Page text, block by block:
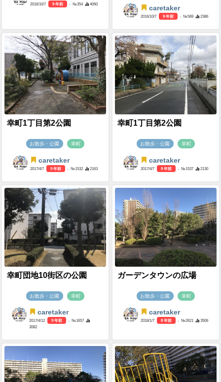
2016/10/7 9 年前 - №354 4060
caretaker
2016/10/7 9 年前 - №569 2386
幸町1丁目第2公園
お散歩・公園 幸町
caretaker
2017/4/7 9 年前 - №1532 2163
幸町1丁目第2公園
お散歩・公園 幸町
caretaker
2017/4/7 9 年前 - №1537 2130
幸町団地10街区の公園
お散歩・公園 幸町
caretaker
2017/4/12 9 年前
- №1657
3082
ガーデンタウンの広場
お散歩・公園 幸町
caretaker
2018/1/7 8 年前 - №2621 3506